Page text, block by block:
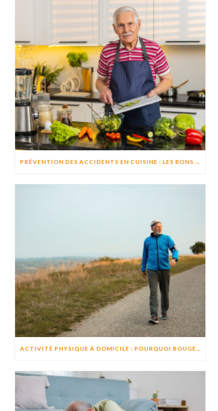
PRÉVENTION DES ACCIDENTS EN CUISINE : LES BONS RÉFLEXES POUR CUISINER EN TOUTE SÉCURITÉ
ACTIVITÉ PHYSIQUE À DOMICILE : POURQUOI BOUGER CHAQUE JOUR AIDE À PRÉSERVER L’AUTONOMIE ?